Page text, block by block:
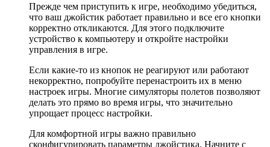
Прежде чем приступить к игре, необходимо убедиться,
что ваш джойстик работает правильно и все его кнопки
корректно откликаются. Для этого подключите
устройство к компьютеру и откройте настройки
управления в игре.
Если какие-то из кнопок не реагируют или работают
некорректно, попробуйте перенастроить их в меню
настроек игры. Многие симуляторы полетов позволяют
делать это прямо во время игры, что значительно
упрощает процесс настройки.
Для комфортной игры важно правильно
сконфигурировать параметры джойстика. Начните с